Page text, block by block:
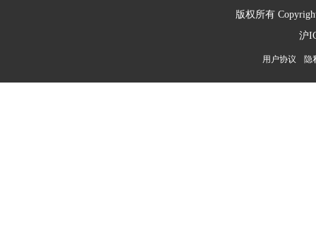
版权所有
沪
用户协议 隐